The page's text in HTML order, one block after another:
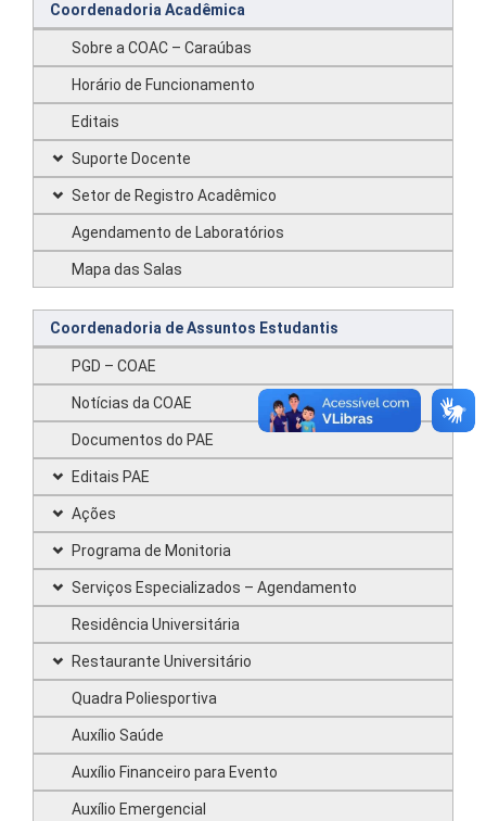
Coordenadoria Acadêmica
Sobre a COAC – Caraúbas
Horário de Funcionamento
Editais
Suporte Docente
Setor de Registro Acadêmico
Agendamento de Laboratórios
Mapa das Salas
Coordenadoria de Assuntos Estudantis
PGD – COAE
Notícias da COAE
Documentos do PAE
Editais PAE
Ações
Programa de Monitoria
Serviços Especializados – Agendamento
Residência Universitária
Restaurante Universitário
Quadra Poliesportiva
Auxílio Saúde
Auxílio Financeiro para Evento
Auxílio Emergencial